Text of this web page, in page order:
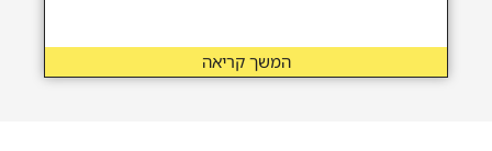
המשך קריאה